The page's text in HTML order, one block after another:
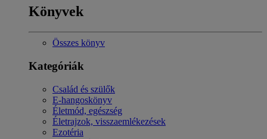
Könyvek
Összes könyv
Kategóriák
Család és szülők
E-hangoskönyv
Életmód, egészség
Életrajzok, visszaemlékezések
Ezotéria